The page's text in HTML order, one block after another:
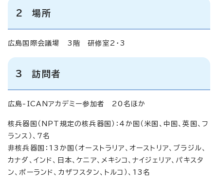
2 場所
広島国際会議場 3階 研修室2・3
3 訪問者
広島-ICANアカデミー参加者 20名ほか
核兵器国（NPT規定の核兵器国）：4か国（米国、中国、英国、フ
ランス）、7名
非核兵器国：13か国（オーストラリア、オーストリア、ブラジル、
カナダ、インド、日本、ケニア、メキシコ、ナイジェリア、パキスタ
ン、ポーランド、カザフスタン、トルコ）、13名